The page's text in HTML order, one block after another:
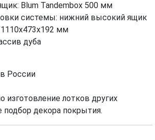
Blum Tandembox 500 мм
системы: нижний высокий ящик
мм
дуба
России
изготовление лотков других
подбор декора покрытия.